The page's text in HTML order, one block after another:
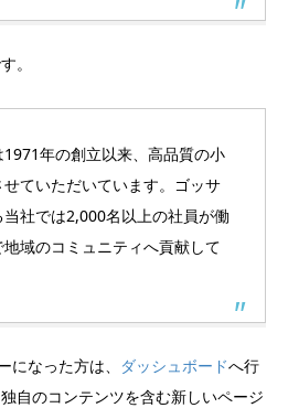
。
年の創立以来、高品質の小
ていただいています。ゴッサ
社では2,000名以上の社員が働
域のコミュニティへ貢献して
なった方は、 ダッシュボードへ行
自のコンテンツを含む新しいページ